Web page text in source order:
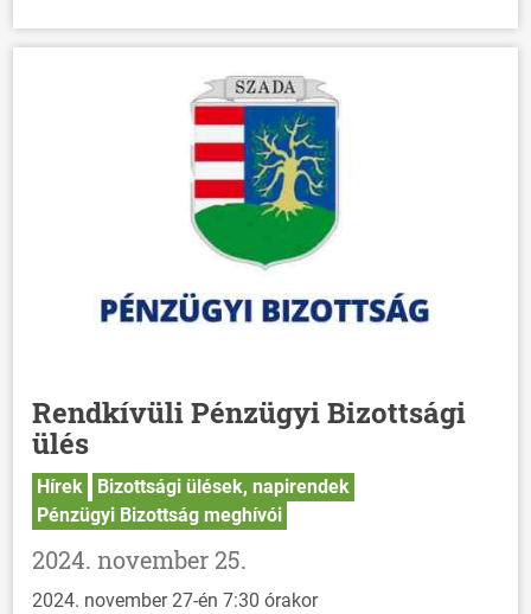
Rendkívüli Pénzügyi Bizottsági
ülés
Hírek
Bizottsági ülések, napirendek
Pénzügyi Bizottság meghívói
2024. november 25.
2024. november 27-én 7:30 órakor